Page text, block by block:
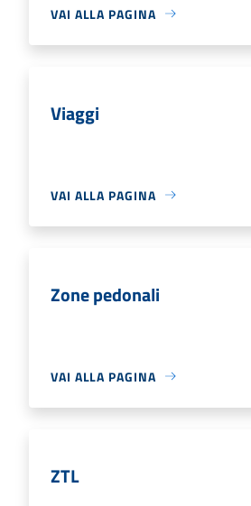
VAI ALLA PAGINA
Viaggi
VAI ALLA PAGINA
Zone pedonali
VAI ALLA PAGINA
ZTL